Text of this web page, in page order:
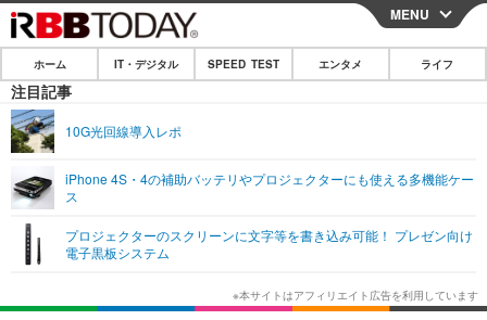
CLOSE
ホーム
IT・デジタル
ショッピング その他
エンタメ
エンタメTOP
韓国・芸能
ライフ
ライフTOP グルメ
リリース一覧
MENU
ホーム IT・デジタル SPEED TEST エンタメ ライフ
注目記事
10G光回線導入レポ
iPhone 4S・4の補助バッテリやプロジェクターにも使える多機能ケー
ス
プロジェクターのスクリーンに文字等を書き込み可能！ プレゼン向け
電子黒板システム